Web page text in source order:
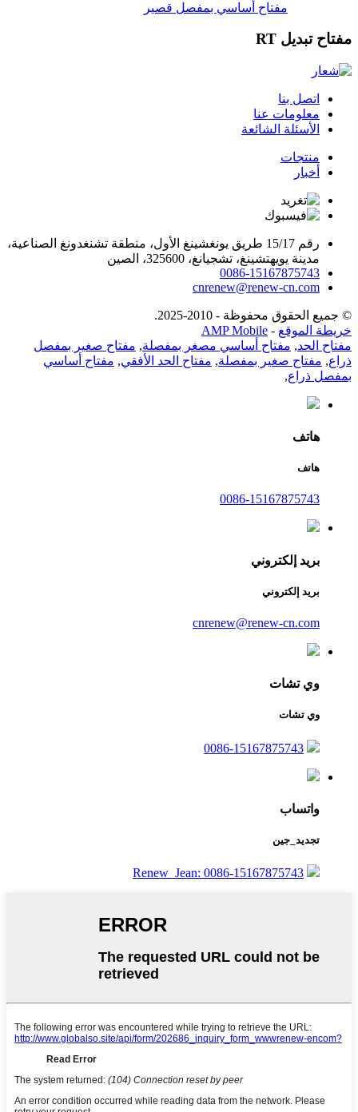
مفتاح أساسي بمفصل قصير
مفتاح تبديل RT
اتصل بنا
معلومات عنا
الأسئلة الشائعة
منتجات
أخبار
رقم 15/17 طريق يونغشينغ الأول، منطقة تشنغدونغ الصناعية،
مدينة يويهتشينغ، تشجيانغ، 325600، الصين
0086-15167875743
cnrenew@renew-cn.com
© جميع الحقوق محفوظة - 2010-2025.
خريطة الموقع -
AMP Mobile
مفتاح الحد, مفتاح أساسي مصغر بمفصلة, مفتاح صغير بمفصل
ذراع, مفتاح صغير بمفصلة, مفتاح الحد الأفقي, مفتاح أساسي
بمفصل ذراع,
هاتف
هاتف
0086-15167875743
بريد إلكتروني
بريد إلكتروني
cnrenew@renew-cn.com
وي تشات
وي تشات
0086-15167875743
واتساب
تجديد_جين
Renew_Jean: 0086-15167875743